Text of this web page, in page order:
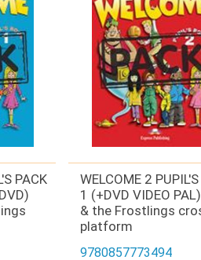
PACK
WELCOME 2
1 (+DVD VIDEO
& the Frostlings
platform
9780857773494